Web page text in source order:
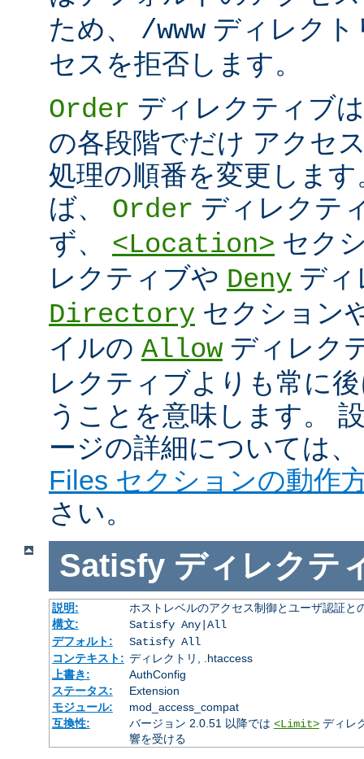
ため、 /www ディレク
セスを拒否します。
Order ディレクティブ
の各段階でだけ アクセ
処理の順番を変更しま
ば、 Order ディレクテ
ず、 <Location> セク
レクティブや Deny ディ
Directory セクション
イルの Allow ディレク
レクティブよりも常に
うことを意味します。
ージの詳細については
Files セクションの動作
さい。
Satisfy ディレクテ
説明:
ホストレベルのアクセス制御とユーザ認証と
構文:
Satisfy Any|All
デフォルト:
Satisfy All
コンテキスト: ディレクトリ, .htaccess
上書き:
AuthConfig
ステータス:
Extension
モジュール:
mod_access_compat
互換性:
バージョン 2.0.51 以降では <Limit>ディレ
響を受ける